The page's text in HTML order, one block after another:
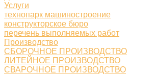
Услуги
технопарк машиностроение
конструкторское бюро
перечень выполняемых работ
Производство
СБОРОЧНОЕ ПРОИЗВОДСТВО
ЛИТЕЙНОЕ ПРОИЗВОДСТВО
СВАРОЧНОЕ ПРОИЗВОДСТВО